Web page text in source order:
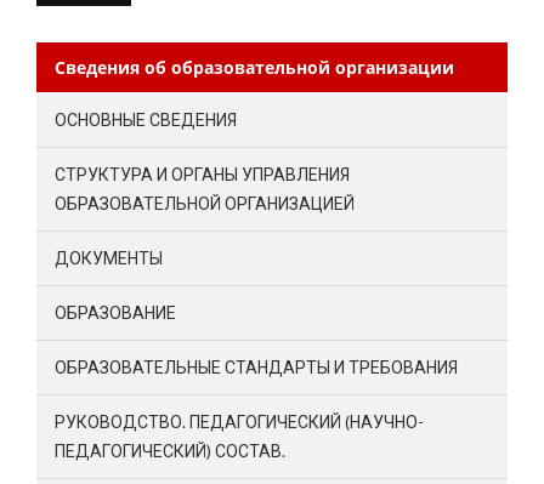
Сведения об образовательной организации
ОСНОВНЫЕ СВЕДЕНИЯ
СТРУКТУРА И ОРГАНЫ УПРАВЛЕНИЯ
ОБРАЗОВАТЕЛЬНОЙ ОРГАНИЗАЦИЕЙ
ДОКУМЕНТЫ
ОБРАЗОВАНИЕ
ОБРАЗОВАТЕЛЬНЫЕ СТАНДАРТЫ И ТРЕБОВАНИЯ
РУКОВОДСТВО. ПЕДАГОГИЧЕСКИЙ (НАУЧНО-
ПЕДАГОГИЧЕСКИЙ) СОСТАВ.